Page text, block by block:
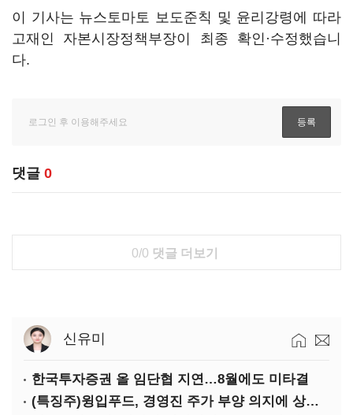
이 기사는 뉴스토마토 보도준칙 및 윤리강령에 따라
고재인 자본시장정책부장이 최종 확인·수정했습니
다.
댓글 0
0/0 댓글 더보기
신유미
한국투자증권 올 임단협 지연…8월에도 미타결
(특징주)윙입푸드, 경영진 주가 부양 의지에 상한가